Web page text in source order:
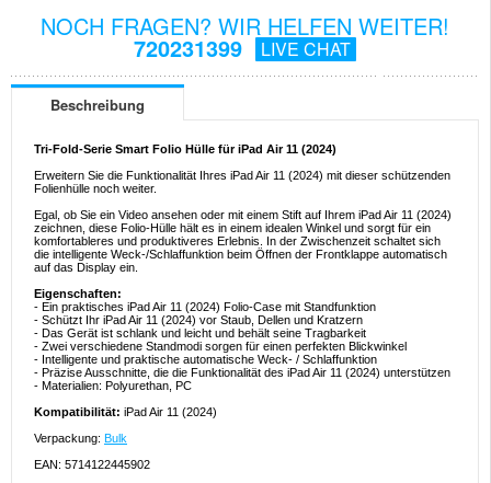
NOCH FRAGEN? WIR HELFEN WEITER!
720231399 LIVE CHAT
Beschreibung
Tri-Fold-Serie Smart Folio Hülle für iPad Air 11 (2024)
Erweitern Sie die Funktionalität Ihres iPad Air 11 (2024) mit dieser schützenden
Folienhülle noch weiter.
Egal, ob Sie ein Video ansehen oder mit einem Stift auf Ihrem iPad Air 11 (2024)
zeichnen, diese Folio-Hülle hält es in einem idealen Winkel und sorgt für ein
komfortableres und produktiveres Erlebnis. In der Zwischenzeit schaltet sich
die intelligente Weck-/Schlaffunktion beim Öffnen der Frontklappe automatisch
auf das Display ein.
Eigenschaften:
- Ein praktisches iPad Air 11 (2024) Folio-Case mit Standfunktion
- Schützt Ihr iPad Air 11 (2024) vor Staub, Dellen und Kratzern
- Das Gerät ist schlank und leicht und behält seine Tragbarkeit
- Zwei verschiedene Standmodi sorgen für einen perfekten Blickwinkel
- Intelligente und praktische automatische Weck- / Schlaffunktion
- Präzise Ausschnitte, die die Funktionalität des iPad Air 11 (2024) unterstützen
- Materialien: Polyurethan, PC
Kompatibilität: iPad Air 11 (2024)
Verpackung: Bulk
EAN: 5714122445902